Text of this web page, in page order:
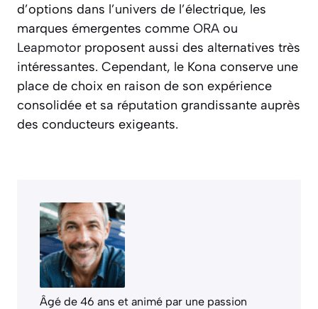
d’options dans l’univers de l’électrique, les
marques émergentes comme ORA ou
Leapmotor proposent aussi des alternatives très
intéressantes. Cependant, le Kona conserve une
place de choix en raison de son expérience
consolidée et sa réputation grandissante auprès
des conducteurs exigeants.
Âgé de 46 ans et animé par une passion